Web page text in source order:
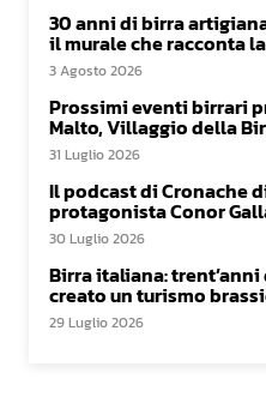
30 anni di birra
il murale che racconta
3 Agosto 2026
Prossimi eventi birrari
Malto, Villaggio della
31 Luglio 2026
Il podcast di Cronache
protagonista Conor
30 Luglio 2026
Birra italiana:
creato un turismo
29 Luglio 2026